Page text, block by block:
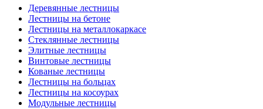
Деревянные лестницы
Лестницы на бетоне
Лестницы на металлокаркасе
Стеклянные лестницы
Элитные лестницы
Винтовые лестницы
Кованые лестницы
Лестницы на больцах
Лестницы на косоурах
Модульные лестницы